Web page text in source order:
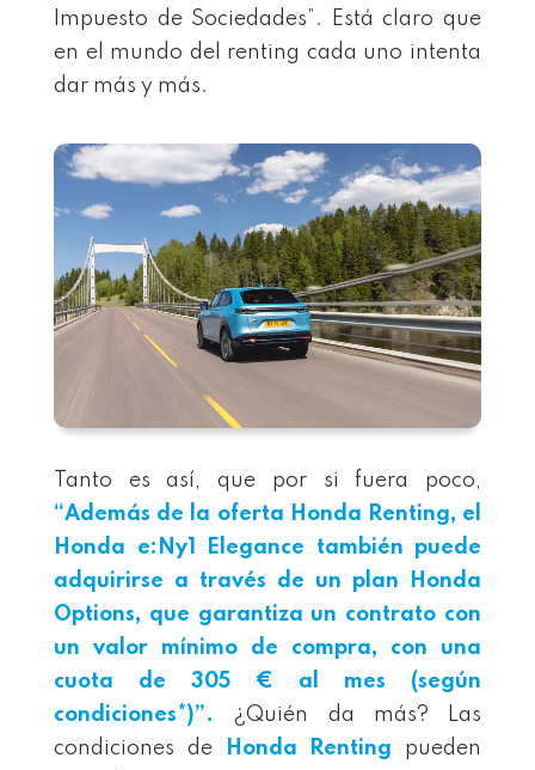
Impuesto de Sociedades”. Está claro que
en el mundo del renting cada uno intenta
dar más y más.
Tanto es así, que por si fuera poco,
“Además de la oferta Honda Renting, el
Honda e:Ny1
Elegance también puede
adquirirse a través de un plan Honda
Options, que garantiza un contrato con
un valor mínimo de compra, con una
cuota de 305 € al mes (según
condiciones*)”.
¿Quién da más? Las
condiciones de
Honda Renting pueden